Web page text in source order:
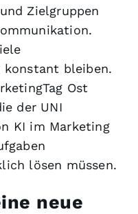
Zielgruppen
konstant bleiben.
Ost
der UNI
KI im Marketing
lösen müssen.
neue